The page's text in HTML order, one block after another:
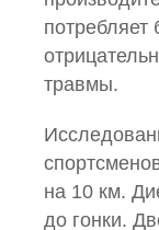
травмы.
на 10 км.
до гонки.